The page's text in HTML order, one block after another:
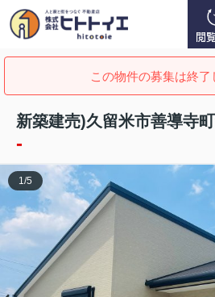
閲
この物件の募集は終了
新築建売)久留米市善導寺
-
1 /5